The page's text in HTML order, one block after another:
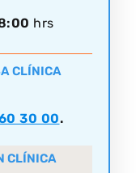
hrs
CLÍNICA
30 00.
CLÍNICA